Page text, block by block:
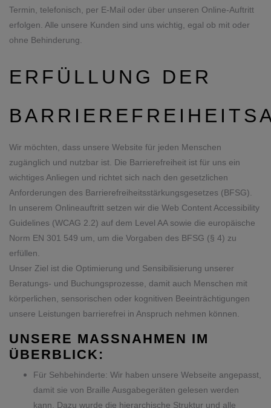
Termin, telefonisch, per E-Mail oder über unseren Online-Auftritt
erfolgen. Alle unsere Kunden sind uns wichtig, egal ob mit oder
ohne Behinderung.
ERFÜLLUNG DER
Wir möchten, dass unsere Website für jeden Menschen
zugänglich und nutzbar ist. Die Barrierefreiheit ist für uns ein
wichtiges Anliegen und richtet sich nach den gesetzlichen
Anforderungen des Barrierefreiheitsstärkungsgesetzes (BFSG).
In unserem Onlineauftritt setzen wir die Web Content Accessibility
Guidelines (WCAG 2.2) auf dem Level AA sowie die europäische
Norm EN 301 549 um, um die Vorgaben des BFSG (§ 4) zu
erfüllen.
Unser Ziel ist die Optimierung und Sensibilisierung unserer
Beratungs- und Buchungsprozesse, damit auch Menschen mit
körperlichen, sensorischen oder kognitiven Beeinträchtigungen
unsere Leistungen barrierefrei in Anspruch nehmen können.
UNSERE MASSNAHMEN IM Ü
BERBLICK:
Für Sehbehinderte: Wir haben unsere Webseite angepasst,
damit sie von Braille Ausgabegeräten gelesen werden
kann. Dazu wurde die hierarchische Struktur und alle